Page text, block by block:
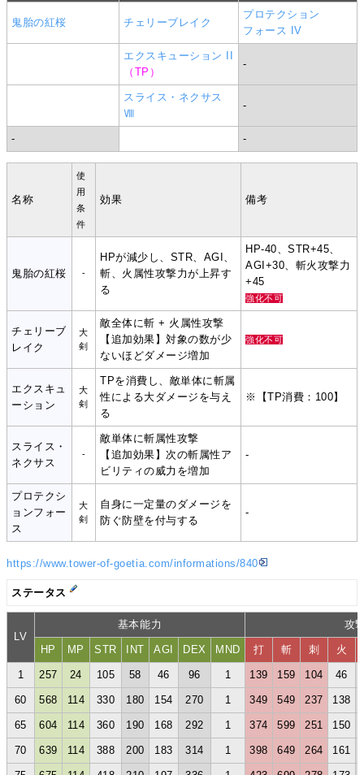
鬼胎の紅桜 チェリーブレイク
プロテクション
フォース IV
エクスキューション II
（TP）
-
スライス・ネクサス
Ⅷ
-
- -
名称
使
用
条
件
効果 備考
鬼胎の紅桜 -
HPが減少し、STR、AGI、
斬、火属性攻撃力が上昇す
る
HP-40、STR+45、
AGI+30、斬火攻撃力
+45
強化不可
チェリーブ
レイク
大
剣
敵全体に斬 + 火属性攻撃
【追加効果】対象の数が少
ないほどダメージ増加
強化不可
エクスキュ
ーション
大
剣
TPを消費し、敵単体に斬属
性による大ダメージを与え
る
※【TP消費：100】
スライス・
ネクサス
-
敵単体に斬属性攻撃
【追加効果】次の斬属性ア
ビリティの威力を増加
-
プロテクシ
ョンフォー
ス
大
剣
自身に一定量のダメージを
防ぐ防壁を付与する
-
https://www.tower-of-goetia.com/informations/840
ステータス
LV
基本能力 攻
HP MP STR INT AGI DEX MND 打 斬 刺 火
1 257 24 105 58 46 96 1 139 159 104 46
60 568 114 330 180 154 270 1 349 549 237 138
65 604 114 360 190 168 292 1 374 599 251 150
70 639 114 388 200 183 314 1 398 649 264 161